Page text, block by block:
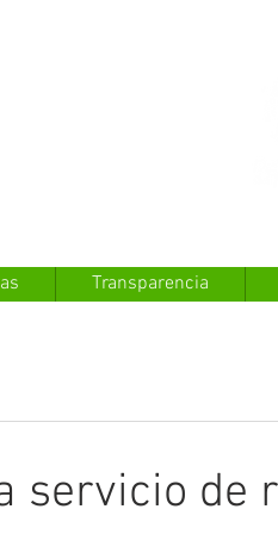
Transparencia
servicio de